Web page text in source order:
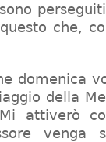
che,
domenica
della
attiverò
venga